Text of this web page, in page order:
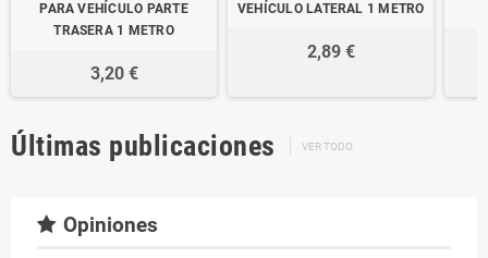
PARA VEHÍCULO PARTE
TRASERA 1 METRO
3,20 €
VEHÍCULO LATERAL 1 METRO
2,89 €
Últimas publicaciones VER TODO
Opiniones